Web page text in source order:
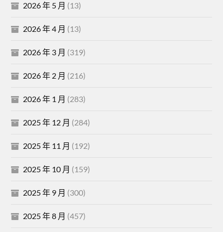
2026 年 5 月 (13)
2026 年 4 月 (13)
2026 年 3 月 (319)
2026 年 2 月 (216)
2026 年 1 月 (283)
2025 年 12 月 (284)
2025 年 11 月 (192)
2025 年 10 月 (159)
2025 年 9 月 (300)
2025 年 8 月 (457)